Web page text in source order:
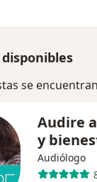
se
Audire
y
Audiólogo